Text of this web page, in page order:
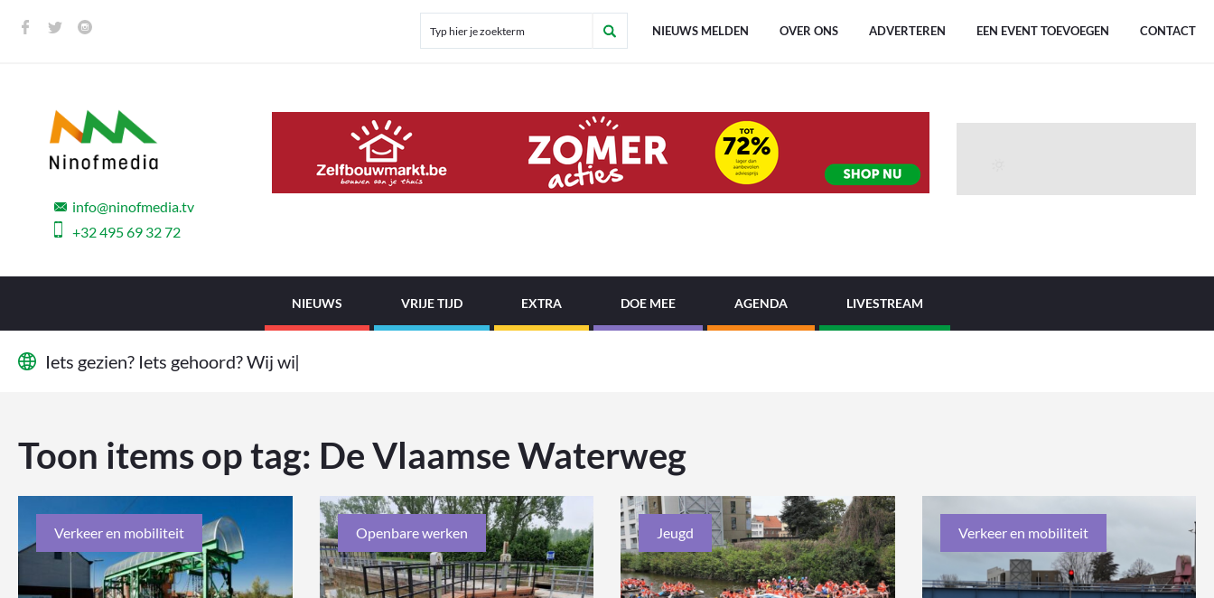
NIEUWS MELDEN OVER ONS ADVERTEREN EEN EVENT TOEVOEGEN CONTACT
info@ninofmedia.tv
+32 495 69 32 72
NIEUWS VRIJE TIJD EXTRA DOE MEE AGENDA LIVESTREAM
Iets gezien? Iets gehoord?Wij wil
Toon items op tag: De Vlaamse Waterweg
Verkeer en mobiliteit Openbare werken Jeugd Verkeer en mobiliteit